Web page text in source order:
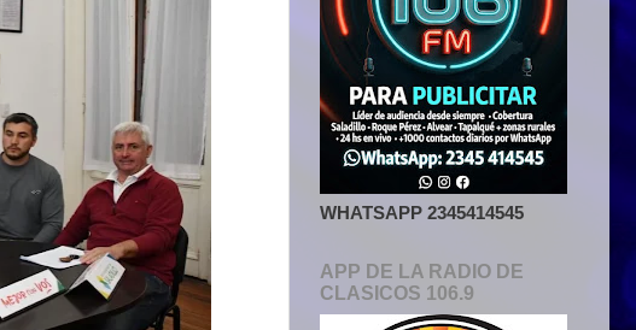
WHATSAPP 2345414545
APP DE LA RADIO DE
CLASICOS 106.9